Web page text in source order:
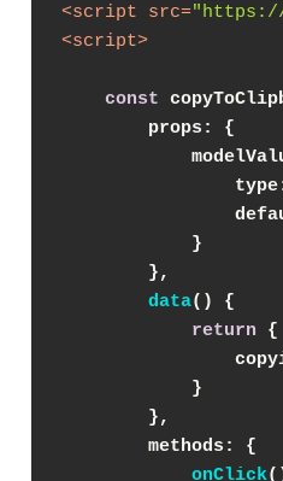
<script src="https://
<script>
const
props : {
type
            }
        },
data( )
{
return {
            }
        },
methods : {
onClick(